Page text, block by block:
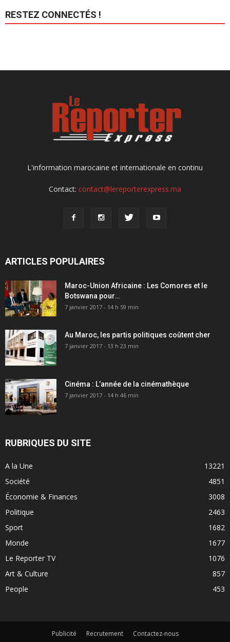
RESTEZ CONNECTÉS !
L'information marocaine et internationale en continu
Contact: contact@lereporterexpress.ma
ARTICLES POPULAIRES
Maroc-Union Africaine : Les Comores et le
Botswana pour…
7 janvier 2017 - 14 h 59 min
Au Maroc, les partis politiques coûtent cher
7 janvier 2017 - 13 h 23 min
Cinéma : L’année de la cinémathèque
7 janvier 2017 - 14 h 46 min
RUBRIQUES DU SITE
A la Une
13221
Société
4851
Économie & Finances
3008
Politique
2463
Sport
1682
Monde
1677
Le Reporter TV
1076
Art & Culture
857
People
453
Publicité Recrutement Contactez-nous